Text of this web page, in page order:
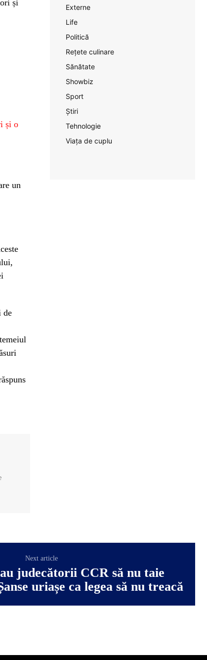
și
și o
un
de
Externe
Life
Politică
Rețete culinare
Sănătate
Showbiz
Sport
Știri
Tehnologie
Viața de cuplu
Next article
judecătorii CCR să nu taie
uriașe ca legea să nu treacă